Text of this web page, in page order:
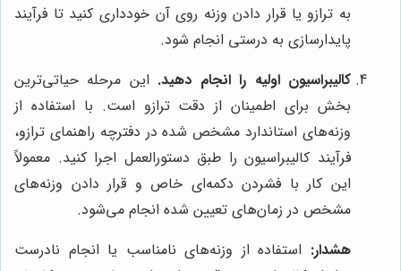
به ترازو یا قرار دادن وزنه روی آن خودداری کنید تا فرآیند
پایدارسازی به درستی انجام شود.
کالیبراسیون اولیه را انجام دهید. این مرحله حیاتی‌ترین
بخش برای اطمینان از دقت ترازو است. با استفاده از
وزنه‌های استاندارد مشخص شده در دفترچه راهنمای ترازو،
فرآیند کالیبراسیون را طبق دستورالعمل اجرا کنید. معمولاً
این کار با فشردن دکمه‌ای خاص و قرار دادن وزنه‌های
مشخص در زمان‌های تعیین شده انجام می‌شود.
هشدار: استفاده از وزنه‌های نامناسب یا انجام نادرست